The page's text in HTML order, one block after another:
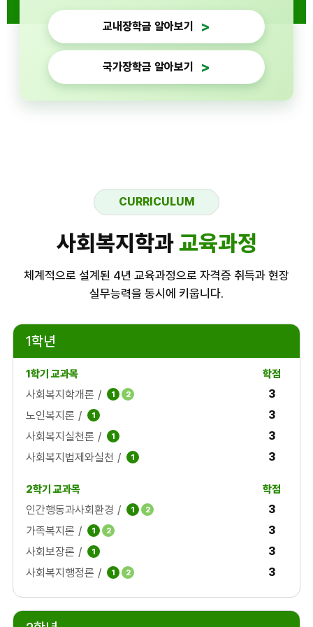
교내장학금 알아보기
국가장학금 알아보기
CURRICULUM
사회복지학과교육과정
체계적으로 설계된 4년 교육과정으로 자격증 취득과 현장
실무능력을 동시에 키웁니다.
1학년
사회복지학개론 / 1 2
3
노인복지론 / 1
3
사회복지실천론 / 1
3
사회복지법제와실천 / 1 3
인간행동과사회환경 / 1 2
3
가족복지론 / 1 2
3
사회보장론 / 1
3
사회복지행정론 / 1 2 3